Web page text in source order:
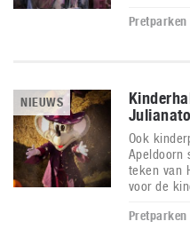
NIEUWS
Ook
Apeldoorn
teken van
voor de